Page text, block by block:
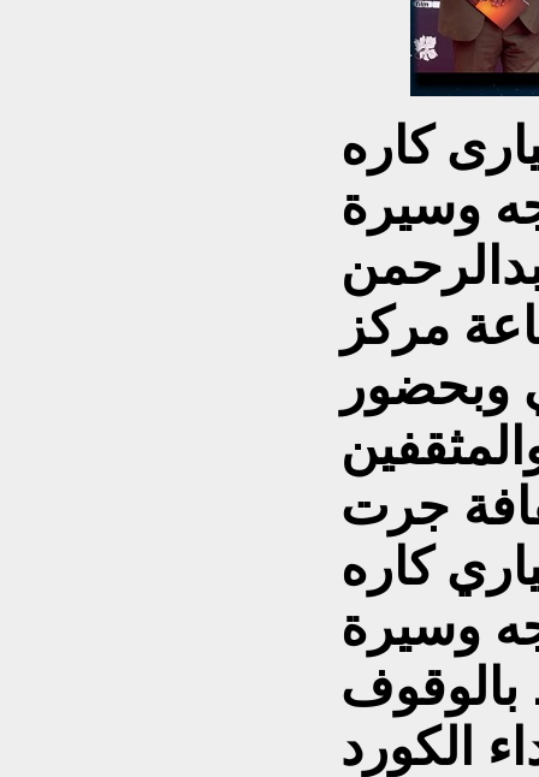
كاره
وسيرة
مركز
وبحضور
جرت
كاره
وسيرة
بالوقوف
الكورد